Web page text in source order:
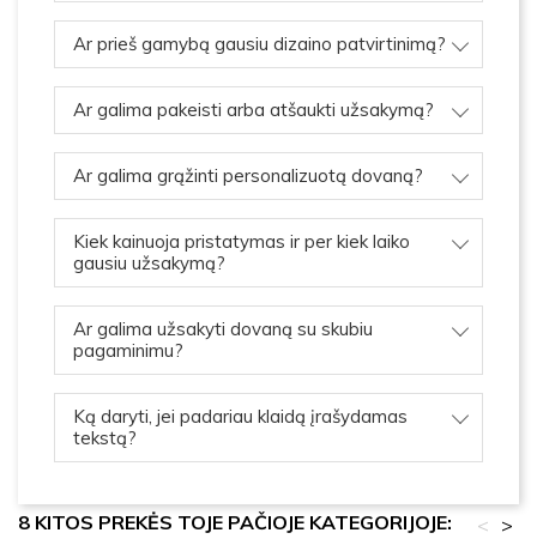
Ar prieš gamybą gausiu dizaino patvirtinimą?
Ar galima pakeisti arba atšaukti užsakymą?
Ar galima grąžinti personalizuotą dovaną?
Kiek kainuoja pristatymas ir per kiek laiko
gausiu užsakymą?
Ar galima užsakyti dovaną su skubiu
pagaminimu?
Ką daryti, jei padariau klaidą įrašydamas
tekstą?
8 KITOS PREKĖS TOJE PAČIOJE KATEGORIJOJE: >
<